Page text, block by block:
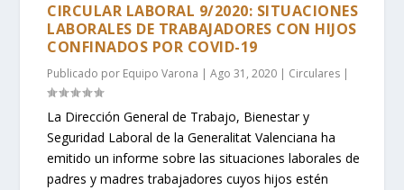
CIRCULAR LABORAL 9/2020: SITUACIONES
LABORALES DE TRABAJADORES CON HIJOS
CONFINADOS POR COVID-19
Publicado por Equipo Varona |Ago 31, 2020 | Circulares |
La Dirección General de Trabajo, Bienestar y
Seguridad Laboral de la Generalitat Valenciana ha
emitido un informe sobre las situaciones laborales de
padres y madres trabajadores cuyos hijos estén